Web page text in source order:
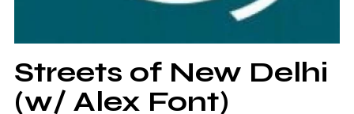
Streets of New Delhi
(w/ Alex Font)